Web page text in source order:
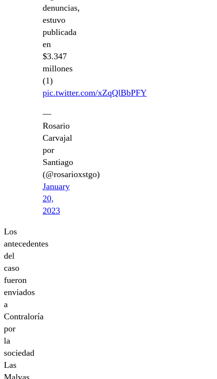
denuncias,
estuvo
publicada
en
$3.347
millones
(1)
pic.twitter.com/xZqQlBbPFY
—
Rosario
Carvajal
por
Santiago
(@rosarioxstgo)
January
20,
2023
Los
antecedentes
del
caso
fueron
enviados
a
Contraloría
por
la
sociedad
Las